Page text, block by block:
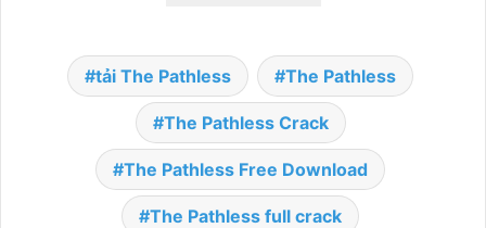
tải The Pathless The Pathless
The Pathless Crack
The Pathless Free Download
The Pathless full crack